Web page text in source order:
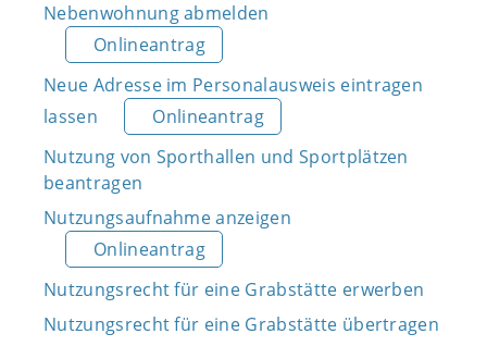
Nebenwohnung abmelden
Onlineantrag
Neue Adresse im Personalausweis eintragen
lassen
Onlineantrag
Nutzung von Sporthallen und Sportplätzen
beantragen
Nutzungsaufnahme anzeigen
Onlineantrag
Nutzungsrecht für eine Grabstätte erwerben
Nutzungsrecht für eine Grabstätte übertragen